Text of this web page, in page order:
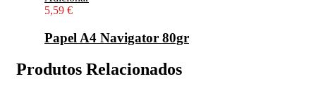
5,59 €
Papel A4 Navigator 80gr
Produtos Relacionados